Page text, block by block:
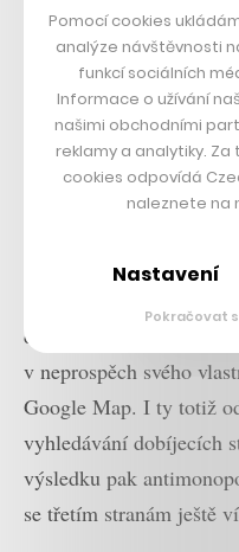
Není proto příliš
domnívají, že Google
v neprospěch svého
Google Map. I ty totiž
vyhledávání dobíjecích
výsledku pak
se třetím stranám ještě
Pomocí cookies
analýze návštěvnosti
funkcí sociálních
Informace o užívání
našimi obchodními
reklamy a analytiky.
cookies odpovídá
naleznete na
Nastavení
Pokračovat